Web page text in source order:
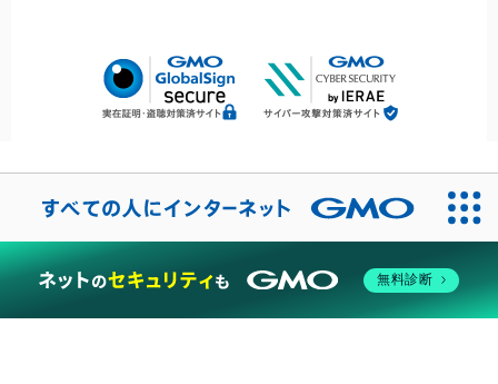
無料診断